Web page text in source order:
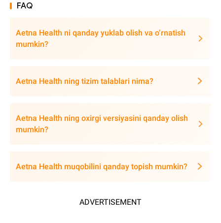
FAQ
Aetna Health ni qanday yuklab olish va o‘rnatish
mumkin?
Aetna Health ning tizim talablari nima?
Aetna Health ning oxirgi versiyasini qanday olish
mumkin?
Aetna Health muqobilini qanday topish mumkin?
ADVERTISEMENT